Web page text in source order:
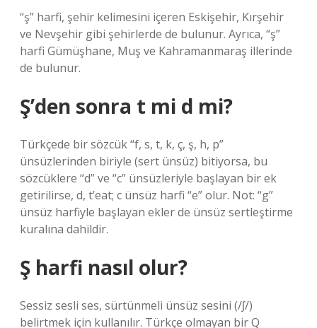
“ş” harfi, şehir kelimesini içeren Eskişehir, Kırşehir
ve Nevşehir gibi şehirlerde de bulunur. Ayrıca, “ş”
harfi Gümüşhane, Muş ve Kahramanmaraş illerinde
de bulunur.
Ş’den sonra t mi d mi?
Türkçede bir sözcük “f, s, t, k, ç, ş, h, p”
ünsüzlerinden biriyle (sert ünsüz) bitiyorsa, bu
sözcüklere “d” ve “c” ünsüzleriyle başlayan bir ek
getirilirse, d, t’eat; c ünsüz harfi “e” olur. Not: “g”
ünsüz harfiyle başlayan ekler de ünsüz sertleştirme
kuralına dahildir.
Ş harfi nasıl olur?
Sessiz sesli ses, sürtünmeli ünsüz sesini (/ʃ/)
belirtmek için kullanılır. Türkçe olmayan bir Q